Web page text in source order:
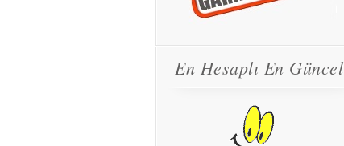
En Hesaplı En Güncel